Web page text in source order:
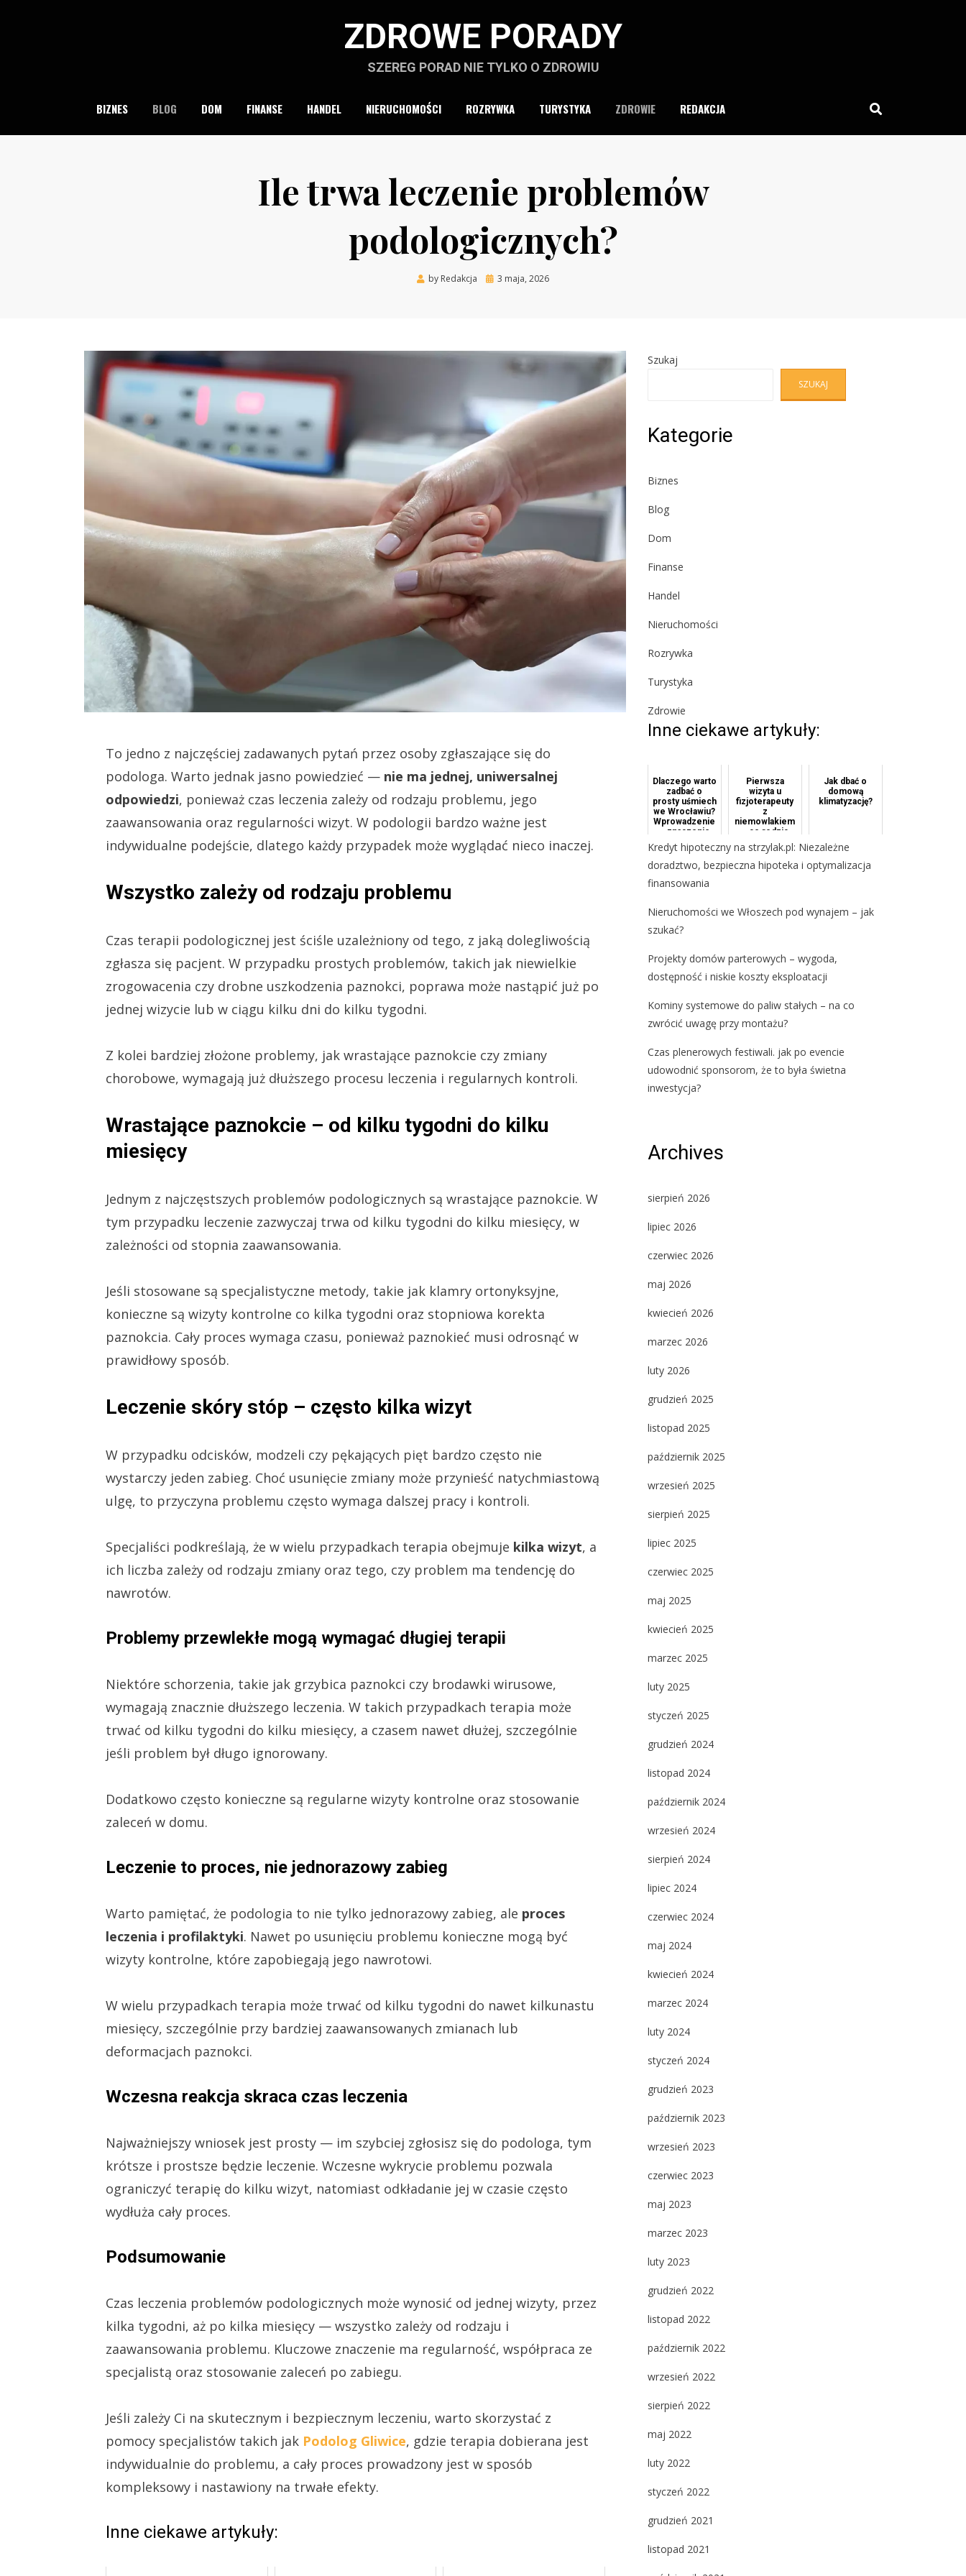
ZDROWE PORADY
SZEREG PORAD NIE TYLKO O ZDROWIU
BIZNES BLOG DOM FINANSE HANDEL NIERUCHOMOŚCI ROZRYWKA TURYSTYKA ZDROWIE REDAKCJA
Ile trwa leczenie problemów
podologicznych?
by Redakcja
Posted
3 maja, 2026
To jedno z najczęściej zadawanych pytań przez osoby zgłaszające się do
podologa. Warto jednak jasno powiedzieć — nie ma jednej, uniwersalnej
odpowiedzi, ponieważ czas leczenia zależy od rodzaju problemu, jego
zaawansowania oraz regularności wizyt. W podologii bardzo ważne jest
indywidualne podejście, dlatego każdy przypadek może wyglądać nieco inaczej.
Wszystko zależy od rodzaju problemu
Czas terapii podologicznej jest ściśle uzależniony od tego, z jaką dolegliwością
zgłasza się pacjent. W przypadku prostych problemów, takich jak niewielkie
zrogowacenia czy drobne uszkodzenia paznokci, poprawa może nastąpić już po
jednej wizycie lub w ciągu kilku dni do kilku tygodni.
Z kolei bardziej złożone problemy, jak wrastające paznokcie czy zmiany
chorobowe, wymagają już dłuższego procesu leczenia i regularnych kontroli.
Wrastające paznokcie – od kilku tygodni do kilku
miesięcy
Jednym z najczęstszych problemów podologicznych są wrastające paznokcie. W
tym przypadku leczenie zazwyczaj trwa od kilku tygodni do kilku miesięcy, w
zależności od stopnia zaawansowania.
Jeśli stosowane są specjalistyczne metody, takie jak klamry ortonyksyjne,
konieczne są wizyty kontrolne co kilka tygodni oraz stopniowa korekta
paznokcia. Cały proces wymaga czasu, ponieważ paznokieć musi odrosnąć w
prawidłowy sposób.
Leczenie skóry stóp – często kilka wizyt
W przypadku odcisków, modzeli czy pękających pięt bardzo często nie
wystarczy jeden zabieg. Choć usunięcie zmiany może przynieść natychmiastową
ulgę, to przyczyna problemu często wymaga dalszej pracy i kontroli.
Specjaliści podkreślają, że w wielu przypadkach terapia obejmuje kilka wizyt, a
ich liczba zależy od rodzaju zmiany oraz tego, czy problem ma tendencję do
nawrotów.
Problemy przewlekłe mogą wymagać długiej terapii
Niektóre schorzenia, takie jak grzybica paznokci czy brodawki wirusowe,
wymagają znacznie dłuższego leczenia. W takich przypadkach terapia może
trwać od kilku tygodni do kilku miesięcy, a czasem nawet dłużej, szczególnie
jeśli problem był długo ignorowany.
Dodatkowo często konieczne są regularne wizyty kontrolne oraz stosowanie
zaleceń w domu.
Leczenie to proces, nie jednorazowy zabieg
Warto pamiętać, że podologia to nie tylko jednorazowy zabieg, ale proces
leczenia i profilaktyki. Nawet po usunięciu problemu konieczne mogą być
wizyty kontrolne, które zapobiegają jego nawrotowi.
W wielu przypadkach terapia może trwać od kilku tygodni do nawet kilkunastu
miesięcy, szczególnie przy bardziej zaawansowanych zmianach lub
deformacjach paznokci.
Wczesna reakcja skraca czas leczenia
Najważniejszy wniosek jest prosty — im szybciej zgłosisz się do podologa, tym
krótsze i prostsze będzie leczenie. Wczesne wykrycie problemu pozwala
ograniczyć terapię do kilku wizyt, natomiast odkładanie jej w czasie często
wydłuża cały proces.
Podsumowanie
Czas leczenia problemów podologicznych może wynosić od jednej wizyty, przez
kilka tygodni, aż po kilka miesięcy — wszystko zależy od rodzaju i
zaawansowania problemu. Kluczowe znaczenie ma regularność, współpraca ze
specjalistą oraz stosowanie zaleceń po zabiegu.
Jeśli zależy Ci na skutecznym i bezpiecznym leczeniu, warto skorzystać z
pomocy specjalistów takich jak Podolog Gliwice, gdzie terapia dobierana jest
indywidualnie do problemu, a cały proces prowadzony jest w sposób
kompleksowy i nastawiony na trwałe efekty.
Inne ciekawe artykuły:
Szukaj
SZUKAJ
Kategorie
Biznes
Blog
Dom
Finanse
Handel
Nieruchomości
Rozrywka
Turystyka
Zdrowie
Inne ciekawe artykuły:
Dlaczego warto
zadbać o
prosty uśmiech
we Wrocławiu?
Wprowadzenie
– znaczenie
prostego
uśmiechu
Pierwsza
wizyta u
fizjoterapeuty
z
niemowlakiem
– co rodzic
powinien
wiedzieć?
Jak dbać o
domową
klimatyzację?
Kredyt hipoteczny na strzylak.pl: Niezależne
doradztwo, bezpieczna hipoteka i optymalizacja
finansowania
Nieruchomości we Włoszech pod wynajem – jak
szukać?
Projekty domów parterowych – wygoda,
dostępność i niskie koszty eksploatacji
Kominy systemowe do paliw stałych – na co
zwrócić uwagę przy montażu?
Czas plenerowych festiwali. jak po evencie
udowodnić sponsorom, że to była świetna
inwestycja?
Archives
sierpień 2026
lipiec 2026
czerwiec 2026
maj 2026
kwiecień 2026
marzec 2026
luty 2026
grudzień 2025
listopad 2025
październik 2025
wrzesień 2025
sierpień 2025
lipiec 2025
czerwiec 2025
maj 2025
kwiecień 2025
marzec 2025
luty 2025
styczeń 2025
grudzień 2024
listopad 2024
październik 2024
wrzesień 2024
sierpień 2024
lipiec 2024
czerwiec 2024
maj 2024
kwiecień 2024
marzec 2024
luty 2024
styczeń 2024
grudzień 2023
październik 2023
wrzesień 2023
czerwiec 2023
maj 2023
marzec 2023
luty 2023
grudzień 2022
listopad 2022
październik 2022
wrzesień 2022
sierpień 2022
maj 2022
luty 2022
styczeń 2022
grudzień 2021
listopad 2021